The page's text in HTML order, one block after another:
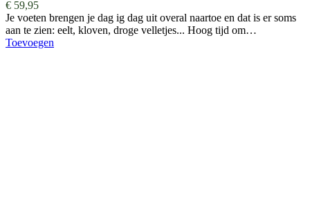
€ 59,95
Je voeten brengen je dag ig dag uit overal naartoe en dat is er soms
aan te zien: eelt, kloven, droge velletjes... Hoog tijd om…
Toevoegen